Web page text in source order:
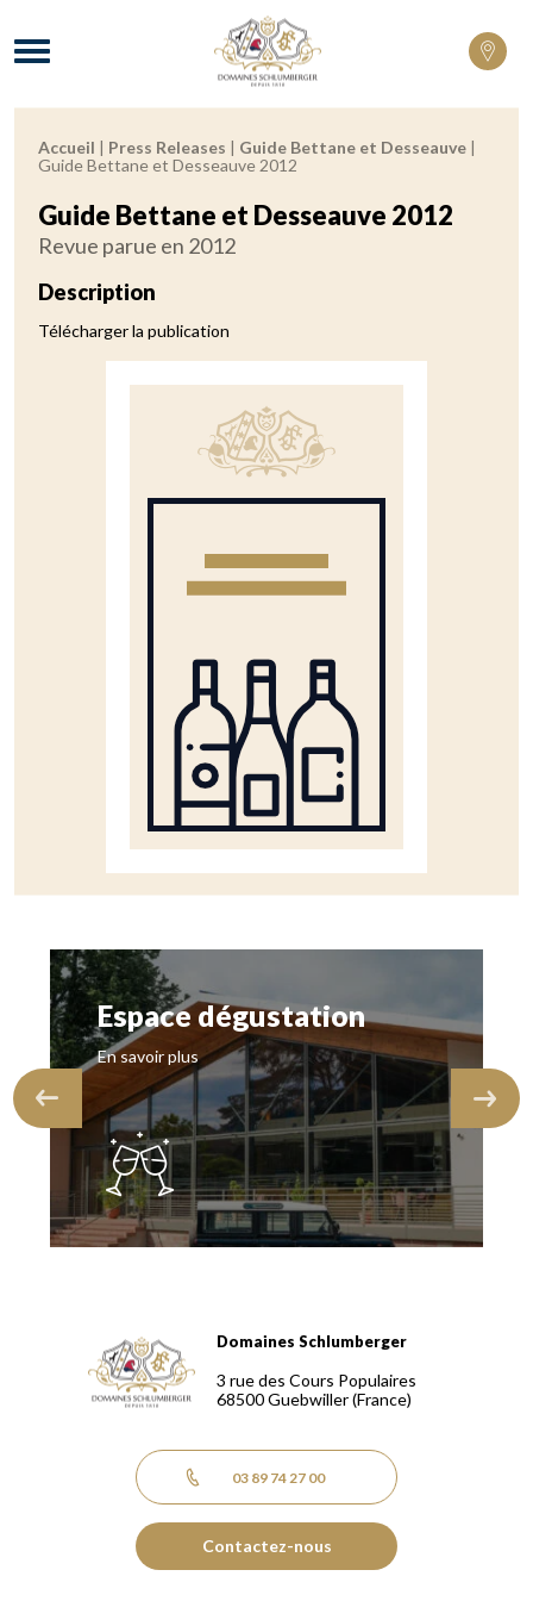
Domaines Schlumberger Vignerons
Menu
Fil d'Ariane :
Accueil | Press Releases | Guide Bettane et Desseauve |
Guide Bettane et Desseauve 2012
Guide Bettane et Desseauve 2012
Revue parue en 2012
Description
Télécharger la publication
Espace dégustation
En savoir plus
Domaines Schlumberger Vignerons 100% récoltants
Domaines Schlumberger
3 rue des Cours Populaires
68500Guebwiller(France)
03 89 74 27 00
Contactez-nous